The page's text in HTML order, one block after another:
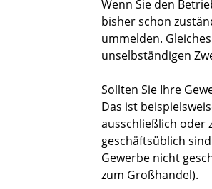
Wenn Sie den
bisher schon
ummelden.
unselbständigen
Sollten Sie Ihre
Das ist
ausschließlich oder
geschäftsüblich
Gewerbe nicht
zum Großhandel).